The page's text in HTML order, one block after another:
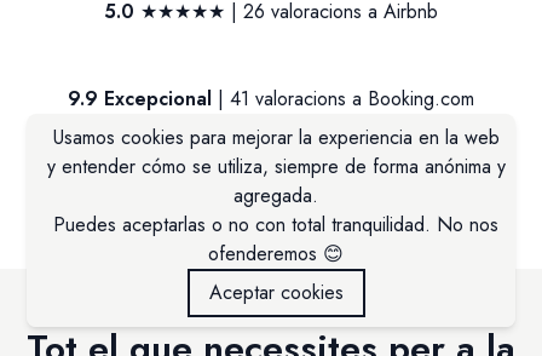
5.0 ★★★★★ | 26 valoracions a Airbnb
9.9 Excepcional | 41 valoracions a Booking.com
★★★★★ | 16 valoracions a Google
Usamos cookies para mejorar la experiencia en la web
y entender cómo se utiliza, siempre de forma anónima y
agregada.
Puedes aceptarlas o no con total tranquilidad. No nos
ofenderemos 😊
Aceptar cookies